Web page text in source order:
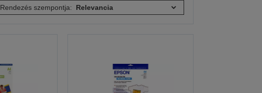
Rendezés szempontja: